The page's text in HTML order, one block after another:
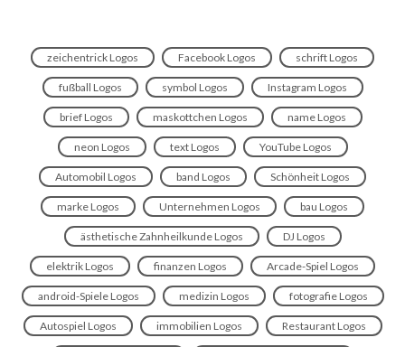
zeichentrick Logos Facebook Logos schrift Logos
fußball Logos symbol Logos Instagram Logos
brief Logos maskottchen Logos name Logos
neon Logos text Logos YouTube Logos
Automobil Logos band Logos Schönheit Logos
marke Logos Unternehmen Logos bau Logos
ästhetische Zahnheilkunde Logos DJ Logos
elektrik Logos finanzen Logos Arcade-Spiel Logos
android-Spiele Logos medizin Logos fotografie Logos
Autospiel Logos immobilien Logos Restaurant Logos